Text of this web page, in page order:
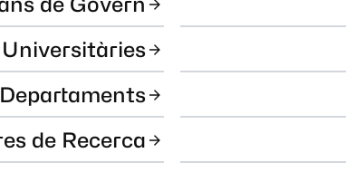
Departaments
de Recerca